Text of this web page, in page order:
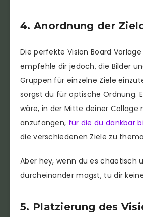
4. Anordnung der
Die perfekte Vision Board
empfehle dir jedoch, die Bilder
Gruppen für einzelne Ziele
sorgst du für optische Ordnung.
wäre, in der Mitte deiner Collage
anzufangen, für die du dankbar
die verschiedenen Ziele zu
Aber hey, wenn du es chaotisch
durcheinander magst, tu dir
5. Platzierung des